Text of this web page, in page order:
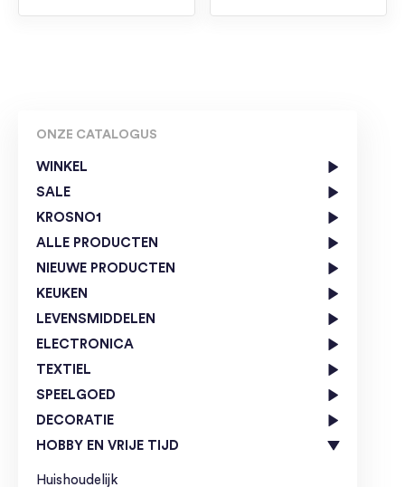
ONZE CATALOGUS
WINKEL
SALE
KROSNO1
ALLE PRODUCTEN
NIEUWE PRODUCTEN
KEUKEN
LEVENSMIDDELEN
ELECTRONICA
TEXTIEL
SPEELGOED
DECORATIE
HOBBY EN VRIJE TIJD
Huishoudelijk